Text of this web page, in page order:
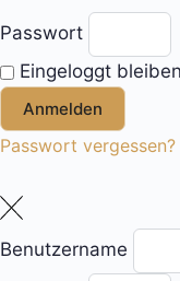
Passwort
Eingeloggt bleiben
Anmelden
Passwort vergessen?
Benutzername